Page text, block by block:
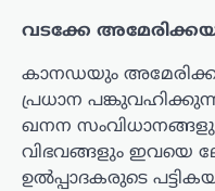
വടക്കേ
കാനഡയും
പ്രധാന
ഖനന
വിഭവങ്ങളും ഇവയെ
ഉൽപ്പാദകരുടെ